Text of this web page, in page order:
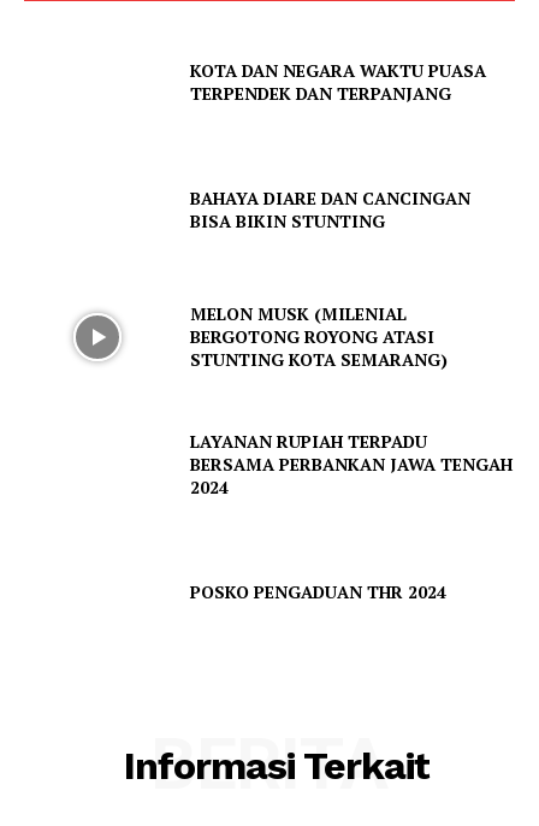
KOTA DAN NEGARA WAKTU PUASA
TERPENDEK DAN TERPANJANG
BAHAYA DIARE DAN CANCINGAN
BISA BIKIN STUNTING
MELON MUSK (MILENIAL
BERGOTONG ROYONG ATASI
STUNTING KOTA SEMARANG)
LAYANAN RUPIAH TERPADU
BERSAMA PERBANKAN JAWA TENGAH
2024
POSKO PENGADUAN THR 2024
Informasi Terkait
BERITA